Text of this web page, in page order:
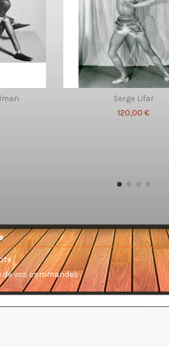
Serge Lifar
120,00 €
de vos commandes